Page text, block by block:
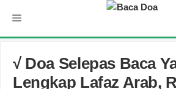
content
Menu
√ Doa Selepas Baca
Lengkap Lafaz Arab,